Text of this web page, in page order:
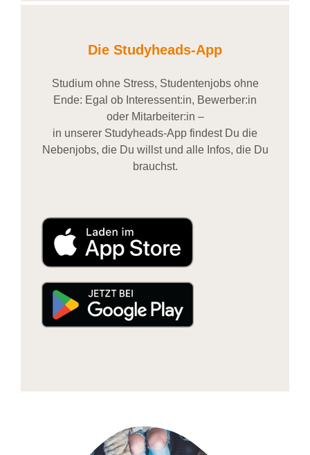
Die Studyheads-App
Studium ohne Stress, Studentenjobs ohne
Ende: Egal ob Interessent:in, Bewerber:in
oder Mitarbeiter:in –
in unserer Studyheads-App findest Du die
Nebenjobs, die Du willst und alle Infos, die Du
brauchst.